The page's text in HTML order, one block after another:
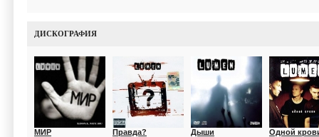
ДИСКОГРАФИЯ
МИР Правда? Дыши Одной